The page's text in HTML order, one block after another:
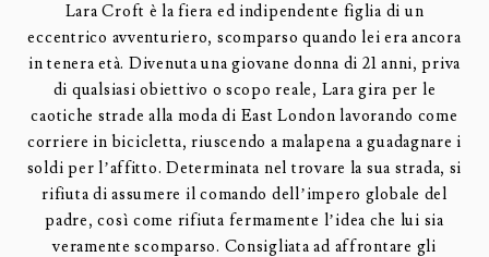
Lara Croft è la fiera ed indipendente figlia di un
eccentrico avventuriero, scomparso quando lei era ancora
in tenera età. Divenuta una giovane donna di 21 anni, priva
di qualsiasi obiettivo o scopo reale, Lara gira per le
caotiche strade alla moda di East London lavorando come
corriere in bicicletta, riuscendo a malapena a guadagnare i
soldi per l’affitto. Determinata nel trovare la sua strada, si
rifiuta di assumere il comando dell’impero globale del
padre, così come rifiuta fermamente l’idea che lui sia
veramente scomparso. Consigliata ad affrontare gli